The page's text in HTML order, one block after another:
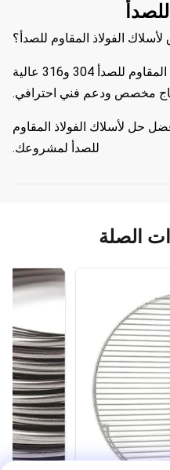
الفولاذ المقاوم للصدأ؟
توفر Topone أسلاك الفولاذ المقاوم للصدأ 304 و316 عالية
مخصص ودعم فني احترافي.
حل لأسلاك الفولاذ المقاوم
للصدأ لمشروعك.
الصلة